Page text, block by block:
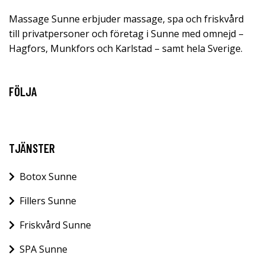
Massage Sunne erbjuder massage, spa och friskvård
till privatpersoner och företag i Sunne med omnejd –
Hagfors, Munkfors och Karlstad – samt hela Sverige.
FÖLJA
TJÄNSTER
Botox Sunne
Fillers Sunne
Friskvård Sunne
SPA Sunne